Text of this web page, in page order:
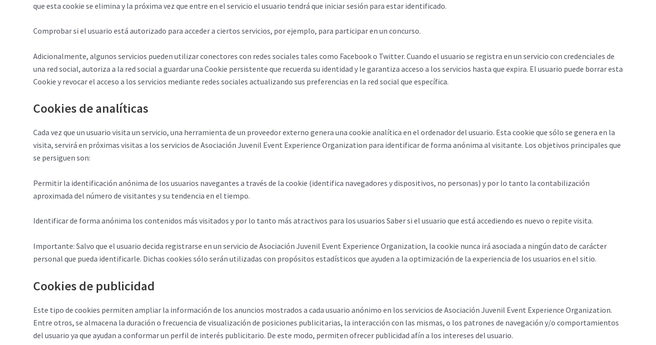
que esta cookie se elimina y la próxima vez que entre en el servicio el usuario tendrá que iniciar sesión para estar identificado.
Comprobar si el usuario está autorizado para acceder a ciertos servicios, por ejemplo, para participar en un concurso.
Adicionalmente, algunos servicios pueden utilizar conectores con redes sociales tales como Facebook o Twitter. Cuando el usuario se registra en un servicio con credenciales de
una red social, autoriza a la red social a guardar una Cookie persistente que recuerda su identidad y le garantiza acceso a los servicios hasta que expira. El usuario puede borrar esta
Cookie y revocar el acceso a los servicios mediante redes sociales actualizando sus preferencias en la red social que específica.
Cookies de analíticas
Cada vez que un usuario visita un servicio, una herramienta de un proveedor externo genera una cookie analítica en el ordenador del usuario. Esta cookie que sólo se genera en la
visita, servirá en próximas visitas a los servicios de Asociación Juvenil Event Experience Organization para identificar de forma anónima al visitante. Los objetivos principales que
se persiguen son:
Permitir la identificación anónima de los usuarios navegantes a través de la cookie (identifica navegadores y dispositivos, no personas) y por lo tanto la contabilización
aproximada del número de visitantes y su tendencia en el tiempo.
Identificar de forma anónima los contenidos más visitados y por lo tanto más atractivos para los usuarios Saber si el usuario que está accediendo es nuevo o repite visita.
Importante: Salvo que el usuario decida registrarse en un servicio de Asociación Juvenil Event Experience Organization, la cookie nunca irá asociada a ningún dato de carácter
personal que pueda identificarle. Dichas cookies sólo serán utilizadas con propósitos estadísticos que ayuden a la optimización de la experiencia de los usuarios en el sitio.
Cookies de publicidad
Este tipo de cookies permiten ampliar la información de los anuncios mostrados a cada usuario anónimo en los servicios de Asociación Juvenil Event Experience Organization.
Entre otros, se almacena la duración o frecuencia de visualización de posiciones publicitarias, la interacción con las mismas, o los patrones de navegación y/o comportamientos
del usuario ya que ayudan a conformar un perfil de interés publicitario. De este modo, permiten ofrecer publicidad afín a los intereses del usuario.